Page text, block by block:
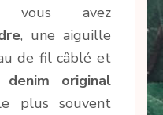
avez
, une aiguille
de fil câblé et
denim original
plus souvent